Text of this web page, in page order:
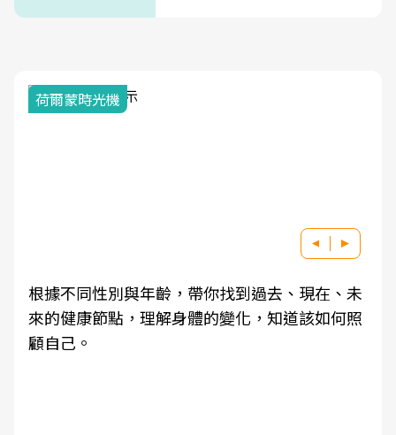
荷爾蒙時光機
根據不同性別與年齡，帶你找到過去、現在、未
來的健康節點，理解身體的變化，知道該如何照
顧自己。